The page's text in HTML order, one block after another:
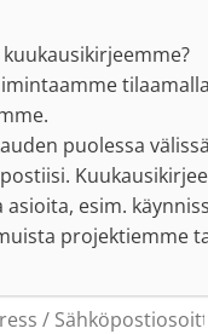
tilaamalla
puolessa
esim.
projektiemme